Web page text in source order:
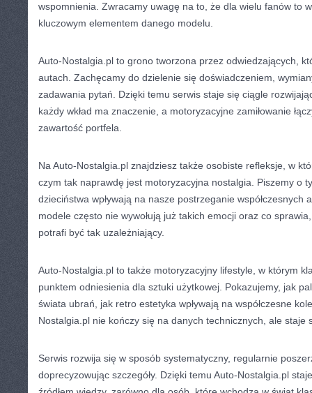
wspomnienia. Zwracamy uwagę na to, że dla wielu fanów to
kluczowym elementem danego modelu.
Auto-Nostalgia.pl to grono tworzona przez odwiedzających,
autach. Zachęcamy do dzielenie się doświadczeniem,
zadawania pytań. Dzięki temu serwis staje się ciągle
każdy wkład ma znaczenie, a motoryzacyjne zamiłowanie
zawartość portfela.
Na Auto-Nostalgia.pl znajdziesz także osobiste refleksje, w
czym tak naprawdę jest motoryzacyjna nostalgia. Piszemy o
dzieciństwa wpływają na nasze postrzeganie współczesnych
modele często nie wywołują już takich emocji oraz co
potrafi być tak uzależniający.
Auto-Nostalgia.pl to także motoryzacyjny lifestyle, w którym
punktem odniesienia dla sztuki użytkowej. Pokazujemy, jak
świata ubrań, jak retro estetyka wpływają na współczesne
Nostalgia.pl nie kończy się na danych technicznych, ale staje
Serwis rozwija się w sposób systematyczny, regularnie
doprecyzowując szczegóły. Dzięki temu Auto-Nostalgia.pl